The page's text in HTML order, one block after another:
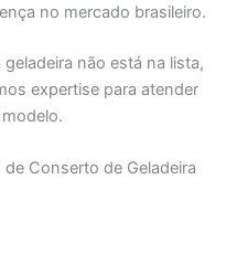
no mercado brasileiro.
não está na lista,
expertise para atender
Conserto de Geladeira